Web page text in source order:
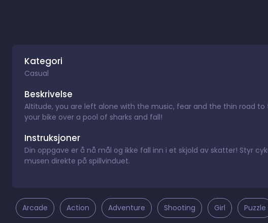
Kategori
Casual
Beskrivelse
Altitude, you are left alone with the music, fear and the thin road to
your bike over a pool of sharks and fall!
Instruksjoner
Din oppgave er å nå mål og ikke fall inn i et skjold av skatter! Styr
musen direkte på spillvinduet.
Arcade Action Adventure Shooting Girl Puzzle